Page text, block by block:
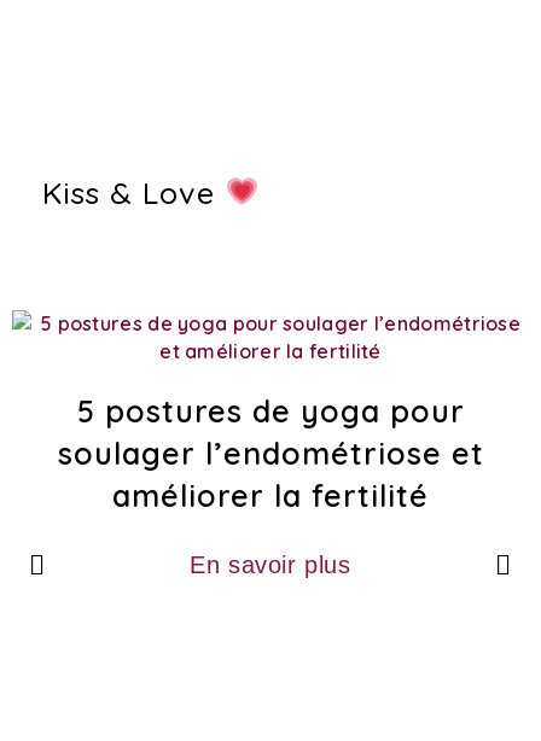
Kiss & Love
5 postures de yoga pour
soulager l’endométriose et
améliorer la fertilité
En savoir plus